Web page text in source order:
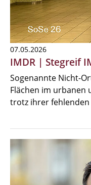
07.05.2026
IMDR | Stegreif
Sogenannte Nicht-
Flächen im urbanen
trotz ihrer